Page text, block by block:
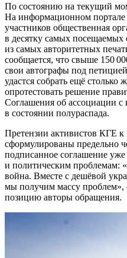
По состоянию на текущий
На информационном портале
участников общественная
в десятку самых посещаемых
из самых авторитетных
сообщается, что свыше 150
свои автографы под
удастся собрать ещё столько
опротестовать решение
Соглашения об ассоциации с
в состоянии полураспада.
Претензии активистов КГЕ к
сформулированы предельно
подписанное соглашение
и политическим проблемам:
война. Вместе с дешёвой
мы получим массу
позицию авторы обращения.